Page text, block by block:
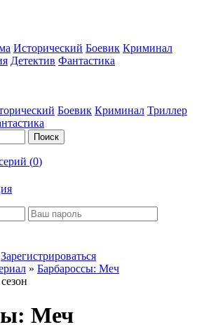
Исторический Боевик Криминал
Детектив Фантастика
Боевик Криминал Триллер
Поиск
(0)
Зарегистрироваться
» Барбароссы: Меч
Меч